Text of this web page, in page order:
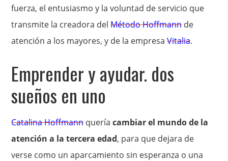
fuerza, el entusiasmo y la voluntad de servicio que
transmite la creadora delMétodo Hoffmannde
atención a los mayores, y de la empresaVitalia.
Emprender y ayudar. dos
sueños en uno
Catalina Hoffmannqueríacambiar el mundo de la
atención a la tercera edad, para que dejara de
verse como un aparcamiento sin esperanza o una